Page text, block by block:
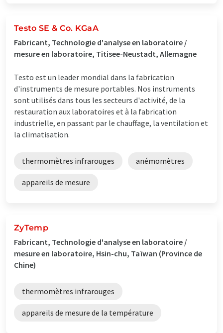
Testo SE & Co. KGaA
Fabricant, Technologie d'analyse en laboratoire /
mesure en laboratoire, Titisee-Neustadt, Allemagne
Testo est un leader mondial dans la fabrication
d'instruments de mesure portables. Nos instruments
sont utilisés dans tous les secteurs d'activité, de la
restauration aux laboratoires et à la fabrication
industrielle, en passant par le chauffage, la ventilation et
la climatisation.
thermomètres infrarouges anémomètres
appareils de mesure
ZyTemp
Fabricant, Technologie d'analyse en laboratoire /
mesure en laboratoire, Hsin-chu, Taïwan (Province de
Chine)
thermomètres infrarouges
appareils de mesure de la température